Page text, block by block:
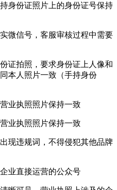
身份证照片上的身份证号保持
微信号，客服审核过程中需要
证拍照，要求身份证上人像和
本人照片一致（手持身份
业执照照片保持一致
业执照照片保持一致
现违规词，不得侵犯其他品牌
业直接运营的公众号